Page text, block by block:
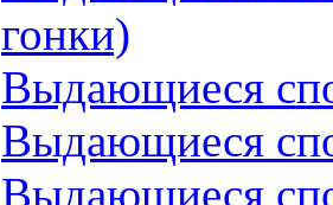
гонки)
Выдающиеся
Выдающиеся
Выдающиеся